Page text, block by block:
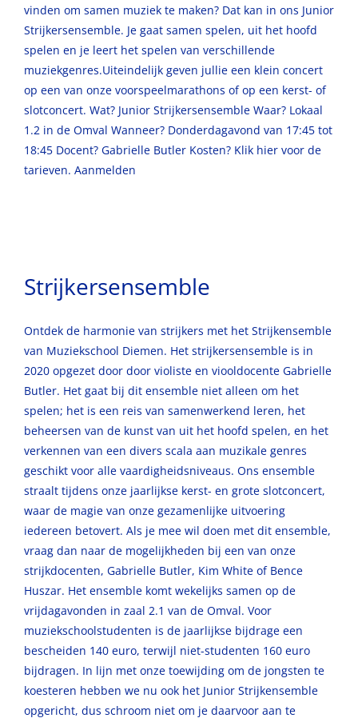
vinden om samen muziek te maken? Dat kan in ons Junior
Strijkersensemble. Je gaat samen spelen, uit het hoofd
spelen en je leert het spelen van verschillende
muziekgenres.Uiteindelijk geven jullie een klein concert
op een van onze voorspeelmarathons of op een kerst- of
slotconcert. Wat? Junior Strijkersensemble Waar? Lokaal
1.2 in de Omval Wanneer? Donderdagavond van 17:45 tot
18:45 Docent? Gabrielle Butler Kosten? Klik hier voor de
tarieven. Aanmelden
Strijkersensemble
Ontdek de harmonie van strijkers met het Strijkensemble
van Muziekschool Diemen. Het strijkersensemble is in
2020 opgezet door door violiste en viooldocente Gabrielle
Butler. Het gaat bij dit ensemble niet alleen om het
spelen; het is een reis van samenwerkend leren, het
beheersen van de kunst van uit het hoofd spelen, en het
verkennen van een divers scala aan muzikale genres
geschikt voor alle vaardigheidsniveaus. Ons ensemble
straalt tijdens onze jaarlijkse kerst- en grote slotconcert,
waar de magie van onze gezamenlijke uitvoering
iedereen betovert. Als je mee wil doen met dit ensemble,
vraag dan naar de mogelijkheden bij een van onze
strijkdocenten, Gabrielle Butler, Kim White of Bence
Huszar. Het ensemble komt wekelijks samen op de
vrijdagavonden in zaal 2.1 van de Omval. Voor
muziekschoolstudenten is de jaarlijkse bijdrage een
bescheiden 140 euro, terwijl niet-studenten 160 euro
bijdragen. In lijn met onze toewijding om de jongsten te
koesteren hebben we nu ook het Junior Strijkensemble
opgericht, dus schroom niet om je daarvoor aan te